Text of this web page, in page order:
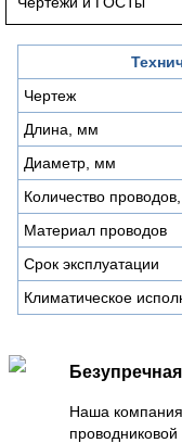
Чертеж
Длина, мм
Диаметр, мм
Количество
Материал проводов
Срок эксплуатации
Климатическое
Наша